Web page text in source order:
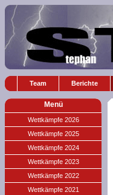
Team Berichte
Menü
Wettkämpfe 2026
Wettkämpfe 2025
Wettkämpfe 2024
Wettkämpfe 2023
Wettkämpfe 2022
Wettkämpfe 2021